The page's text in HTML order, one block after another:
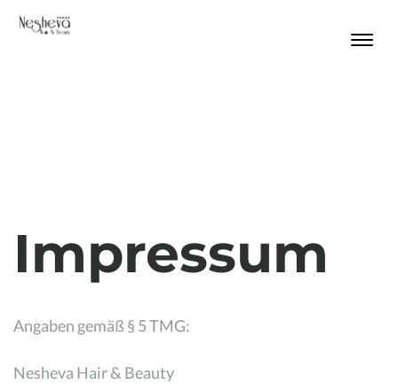
Impressum
Angaben gemäß § 5 TMG:
Nesheva Hair & Beauty